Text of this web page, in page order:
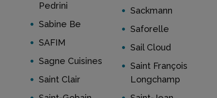
Pedrini
Sabine Be
SAFIM
Sagne Cuisines
Saint Clair
Sackmann
Saforelle
Sail Cloud
Saint François
Longchamp